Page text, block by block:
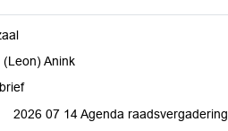
(Leon) Anink
2026 07 14 Agenda raadsvergadering